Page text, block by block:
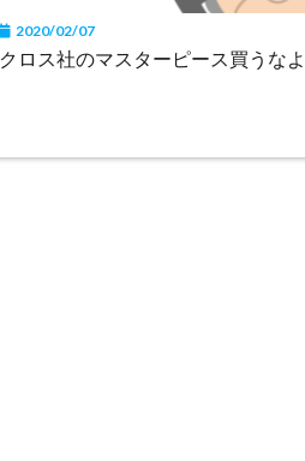
2020/02/07
クロス社のマスターピース買うなよ